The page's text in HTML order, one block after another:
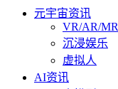
元宇宙资讯
VR/AR/MR
沉浸娱乐
虚拟人
AI资讯